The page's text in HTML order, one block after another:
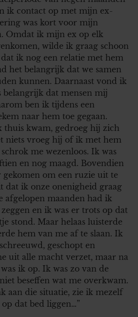
ik contact op met mijn ex-
was kort voor mijn
Omdat ik mijn ex op elk
wilde ik graag schoon
ik nog een relatie met hem
het belangrijk dat we samen
kunnen. Daarnaast vond ik
belangrijk dat mensen mij
ben ik tijdens een
naar hem toe gegaan.
thuis kwam, gedroeg hij zich
niets vroeg hij of ik met hem
me wezenloos. Ik was
en nog maagd. Bovendien
gekomen om een ruzie uit te
dat ik onze onenigheid graag
afgelopen maanden had ik
en ik was er trots op dat
stond. Maar helaas luisterde
hem van me af te slaan. Ik
geschopt en
uit alle macht verzet, maar na
ik op. Ik was zo van de
beseffen wat me overkwam.
aan die situatie, zie ik mezelf
dat bed liggen…”